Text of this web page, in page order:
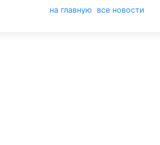
на главную все новости